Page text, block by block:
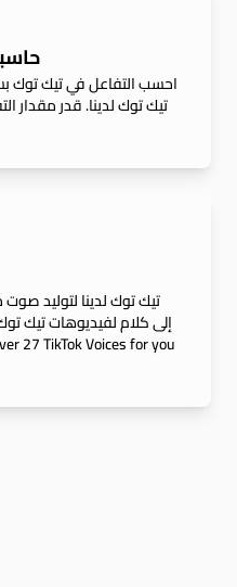
احسب التفاعل في تيك توك
تيك توك لدينا. قدر مقدار